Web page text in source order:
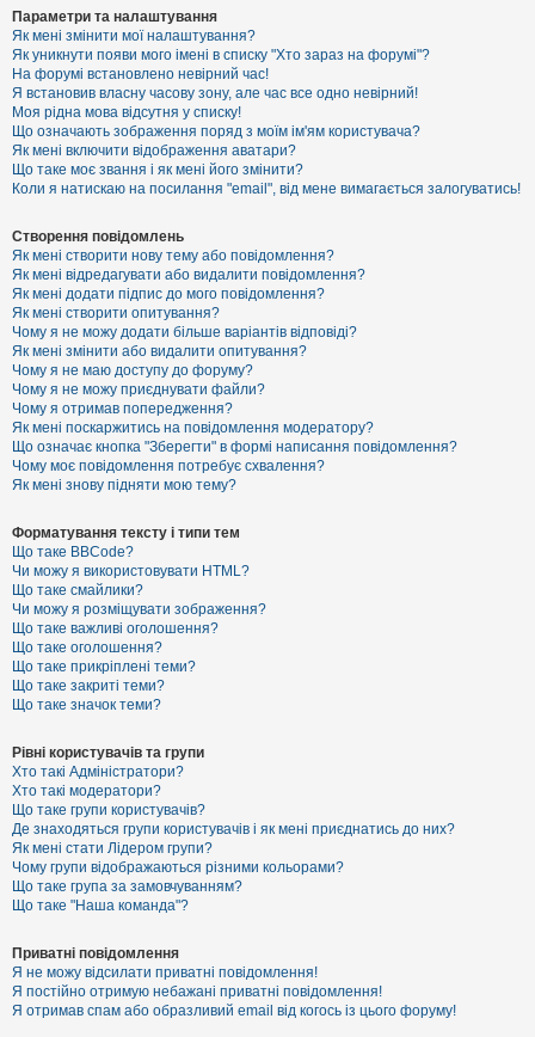
м
и
б
е
з
в
і
д
п
о
в
і
е
й
А
к
т
и
в
н
і
т
е
м
и
П
о
ш
у
к
Д
о
п
о
г
а
Параметри та налаштування
Як мені змінити мої налаштування?
Як уникнути появи мого імені в списку "Хто зараз на форумі"?
На форумі встановлено невірний час!
Я встановив власну часову зону, але час все одно невірний!
Моя рідна мова відсутня у списку!
Що означають зображення поряд з моїм ім'ям користувача?
Як мені включити відображення аватари?
Що таке моє звання і як мені його змінити?
Коли я натискаю на посилання "email", від мене вимагається залогуватись!
Створення повідомлень
Як мені створити нову тему або повідомлення?
Як мені відредагувати або видалити повідомлення?
Як мені додати підпис до мого повідомлення?
Як мені створити опитування?
Чому я не можу додати більше варіантів відповіді?
Як мені змінити або видалити опитування?
Чому я не маю доступу до форуму?
Чому я не можу приєднувати файли?
Чому я отримав попередження?
Як мені поскаржитись на повідомлення модератору?
Що означає кнопка "Зберегти" в формі написання повідомлення?
Чому моє повідомлення потребує схвалення?
Як мені знову підняти мою тему?
Форматування тексту і типи тем
Що таке BBCode?
Чи можу я використовувати HTML?
Що таке смайлики?
Чи можу я розміщувати зображення?
Що таке важливі оголошення?
Що таке оголошення?
Що таке прикріплені теми?
Що таке закриті теми?
Що таке значок теми?
Рівні користувачів та групи
Хто такі Адміністратори?
Хто такі модератори?
Що таке групи користувачів?
Де знаходяться групи користувачів і як мені приєднатись до них?
Як мені стати Лідером групи?
Чому групи відображаються різними кольорами?
Що таке група за замовчуванням?
Що таке "Наша команда"?
Приватні повідомлення
Я не можу відсилати приватні повідомлення!
Я постійно отримую небажані приватні повідомлення!
Я отримав спам або образливий email від когось із цього форуму!